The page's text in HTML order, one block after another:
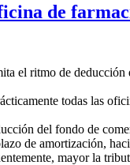
de
el ritmo de deducción
todas las
del fondo de
de amortización,
mayor la